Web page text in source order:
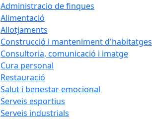
Administracio de finques
Alimentació
Allotjaments
Construcció i manteniment d'habitatges
Consultoria, comunicació i imatge
Cura personal
Restauració
Salut i benestar emocional
Serveis esportius
Serveis industrials